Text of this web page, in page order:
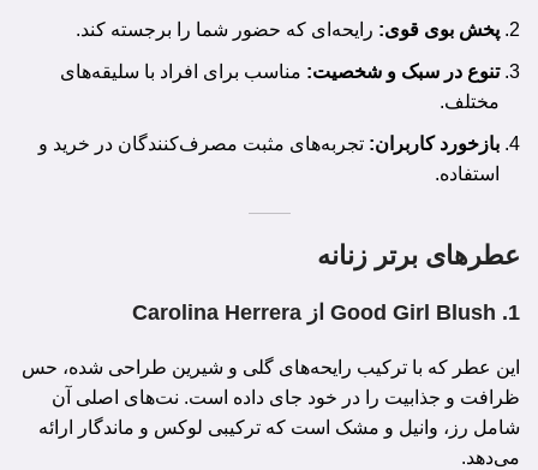
پخش بوی قوی: رایحه‌ای که حضور شما را برجسته کند.
تنوع در سبک و شخصیت: مناسب برای افراد با سلیقه‌های
مختلف.
بازخورد کاربران: تجربه‌های مثبت مصرف‌کنندگان در خرید و
استفاده.
عطرهای برتر زنانه
1. Good Girl Blush از Carolina Herrera
این عطر که با ترکیب رایحه‌های گلی و شیرین طراحی شده، حس
ظرافت و جذابیت را در خود جای داده است. نت‌های اصلی آن
شامل رز، وانیل و مشک است که ترکیبی لوکس و ماندگار ارائه
می‌دهد.